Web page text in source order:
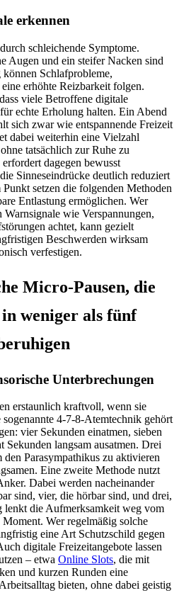
erkennen
schleichende Symptome.
Augen und ein steifer Nacken sind
Schlafprobleme,
erhöhte Reizbarkeit folgen.
viele Betroffene digitale
echte Erholung halten. Ein Abend
sich zwar wie entspannende Freizeit
dabei weiterhin eine Vielzahl
tatsächlich zur Ruhe zu
dagegen bewusst
Sinneseindrücke deutlich reduziert
setzen die folgenden Methoden
Entlastung ermöglichen. Wer
wie Verspannungen,
achtet, kann gezielt
Beschwerden wirksam
verfestigen.
Micro-Pausen, die
in weniger als fünf
Unterbrechungen
erstaunlich kraftvoll, wenn sie
4-7-8-Atemtechnik gehört
vier Sekunden einatmen, sieben
Sekunden langsam ausatmen. Drei
Parasympathikus zu aktivieren
Eine zweite Methode nutzt
Dabei werden nacheinander
sind, vier, die hörbar sind, und drei,
lenkt die Aufmerksamkeit weg vom
Wer regelmäßig solche
eine Art Schutzschild gegen
digitale Freizeitangebote lassen
– etwa Online Slots, die mit
und kurzen Runden eine
bieten, ohne dabei geistig